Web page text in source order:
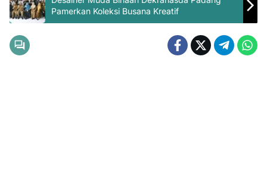
Pamerkan Koleksi Busana Kreatif